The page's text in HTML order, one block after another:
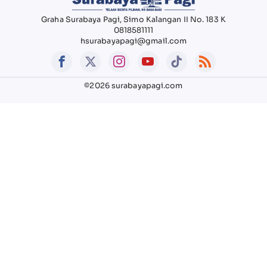
Graha Surabaya Pagi, Simo Kalangan II No. 183 K
0818581111
hsurabayapagi@gmail.com
©2026 surabayapagi.com